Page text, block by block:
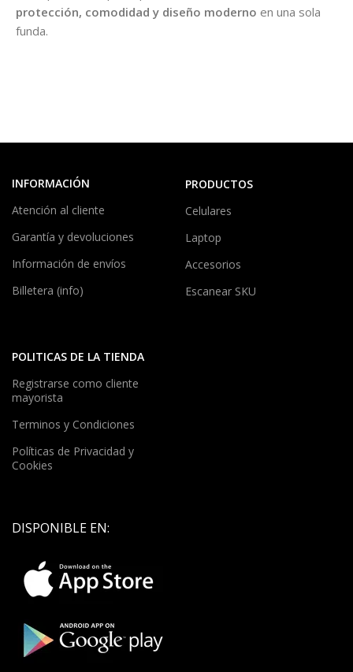
protección, comodidad y diseño moderno en una sola
funda.
INFORMACIÓN
Atención al cliente
Garantía y devoluciones
Información de envíos
Billetera (info)
PRODUCTOS
Celulares
Laptop
Accesorios
Escanear SKU
POLITICAS DE LA TIENDA
Registrarse como cliente
mayorista
Terminos y Condiciones
Políticas de Privacidad y
Cookies
DISPONIBLE EN: